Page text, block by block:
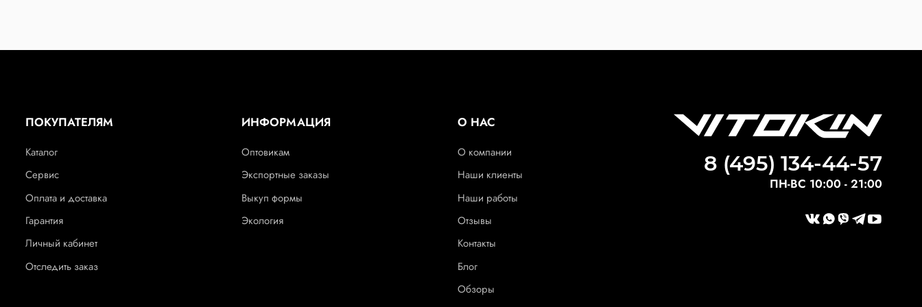
ПОКУПАТЕЛЯМ
Каталог
Сервис
Оплата и доставка
Гарантия
Личный кабинет
Отследить заказ
ИНФОРМАЦИЯ
Оптовикам
Экспортные заказы
Выкуп формы
Экология
О НАС
О компании
Наши клиенты
Наши работы
Отзывы
Контакты
Блог
Обзоры
8 (495) 134-44-57
ПН-ВС 10:00 - 21:00